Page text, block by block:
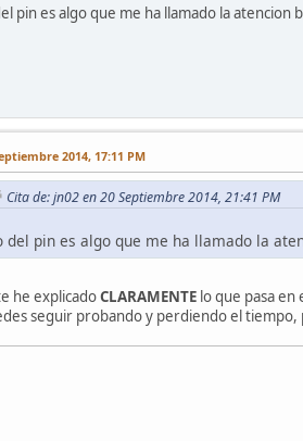
pin es algo que me ha llamado la
2014, 17:11 PM
Cita de: jn02 en 20 Septiembre 2014, 21:41 PM
del pin es algo que me ha llamado la
he explicadoCLARAMENTE lo que pasa
seguir probando y perdiendo el tiempo,